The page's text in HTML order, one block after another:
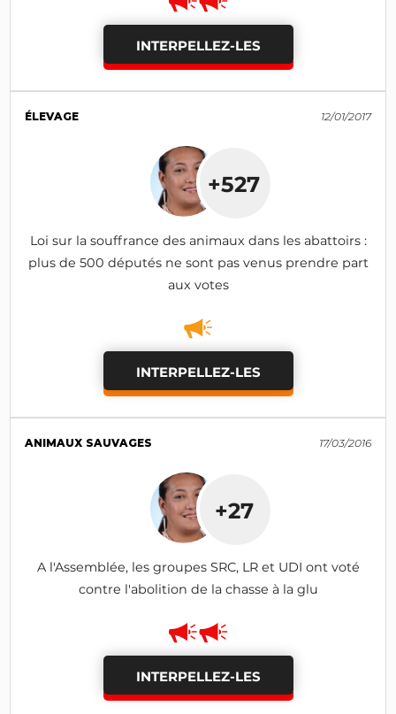
INTERPELLEZ-LES
ÉLEVAGE 12/01/2017
+527
Loi sur la souffrance des animaux dans les abattoirs :
plus de 500 députés ne sont pas venus prendre part
aux votes
INTERPELLEZ-LES
ANIMAUX SAUVAGES 17/03/2016
+27
A l'Assemblée, les groupes SRC, LR et UDI ont voté
contre l'abolition de la chasse à la glu
INTERPELLEZ-LES